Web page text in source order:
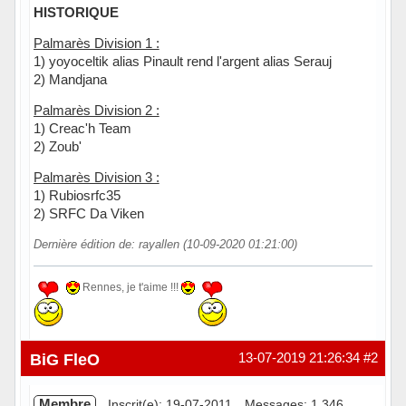
HISTORIQUE
Palmarès Division 1 :
1) yoyoceltik alias Pinault rend l'argent alias Serauj
2) Mandjana
Palmarès Division 2 :
1) Creac'h Team
2) Zoub'
Palmarès Division 3 :
1) Rubiosrfc35
2) SRFC Da Viken
Dernière édition de: rayallen (10-09-2020 01:21:00)
Rennes, je t'aime !!!
Hors ligne #2
13-07-2019 21:26:34
BiG FleO